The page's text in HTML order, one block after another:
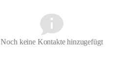
Noch keine Kontakte hinzugefügt